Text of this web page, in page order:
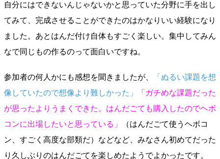
自分にはできないんじゃないかと思っていた分野に手を出し
てみて、完成させることができたのはかなりいい経験になり
ました。あとはんだ付け自体もすごく楽しい。集中してみん
なで同じもの作るのって面白いですね。
参加者の何人かにも感想を聞きましたが、
「ぬるい課題を想
像していたので想像より難しかった」
「ガチめな課題だった
が思ったよりうまくできた。はんだごても購入したのでヘボ
コンに出場したいと思っている」
（はんだごて使うヘボコ
ン、すごく高度な部類だ）などなど、みなさん初めてだった
り久しぶりのはんだごてを楽しめたようでよかったです。